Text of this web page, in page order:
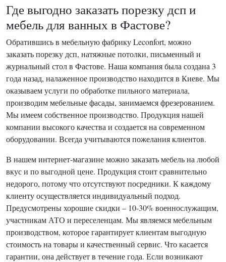
Где выгодно заказать порезку дсп и
мебель для ванных в Фастове?
Обратившись в мебельную фабрику Leconfort, можно
заказать порезку дсп, натяжные потолки, письменный и
журнальный стол в Фастове. Наша компания была создана 3
года назад, налаженное производство находится в Киеве. Мы
оказываем услуги по обработке пильного материала,
производим мебельные фасады, занимаемся фрезерованием.
Мы имеем собственное производство. Продукция нашей
компании высокого качества и создается на современном
оборудовании. Всегда учитываются пожелания клиентов.
В нашем интернет-магазине можно заказать мебель на любой
вкус и по выгодной цене. Продукция стоит сравнительно
недорого, потому что отсутствуют посредники. К каждому
клиенту осуществляется индивидуальный подход.
Предусмотрены хорошие скидки – 10-30% военнослужащим,
участникам АТО и переселенцам. Мы являемся мебельным
производством, которое гарантирует клиентам выгодную
стоимость на товары и качественный сервис. Что касается
гарантии, она действует в течение года. Если возникают